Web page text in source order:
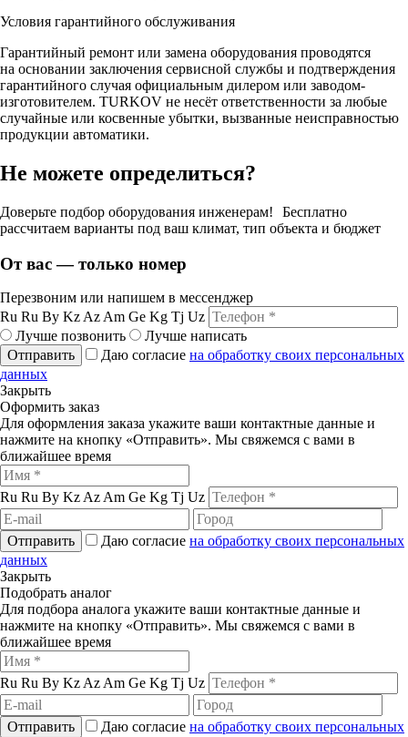
Условия гарантийного обслуживания
Гарантийный ремонт или замена оборудования проводятся
на основании заключения сервисной службы и подтверждения
гарантийного случая официальным дилером или заводом-
изготовителем. TURKOV не несёт ответственности за любые
случайные или косвенные убытки, вызванные неисправностью
продукции автоматики.
Не можете определиться?
Доверьте подбор оборудования инженерам! Бесплатно
рассчитаем варианты под ваш климат, тип объекта и бюджет
От вас — только номер
Перезвоним или напишем в мессенджер
Ru Ru By KzAzAm Ge Kg Tj Uz
Лучше позвонить
Лучше написать
Отправить
Даю согласие на обработку своих персональных
данных
Закрыть
Оформить заказ
Для оформления заказа укажите ваши контактные данные и
нажмите на кнопку «Отправить». Мы свяжемся с вами в
ближайшее время
Ru Ru By KzAzAm Ge Kg Tj Uz
Отправить Даю согласие на обработку своих персональных
данных
Закрыть
Подобрать аналог
Для подбора аналога укажите ваши контактные данные и
нажмите на кнопку «Отправить». Мы свяжемся с вами в
ближайшее время
Ru Ru By KzAzAm Ge Kg Tj Uz
Отправить Даю согласие на обработку своих персональных